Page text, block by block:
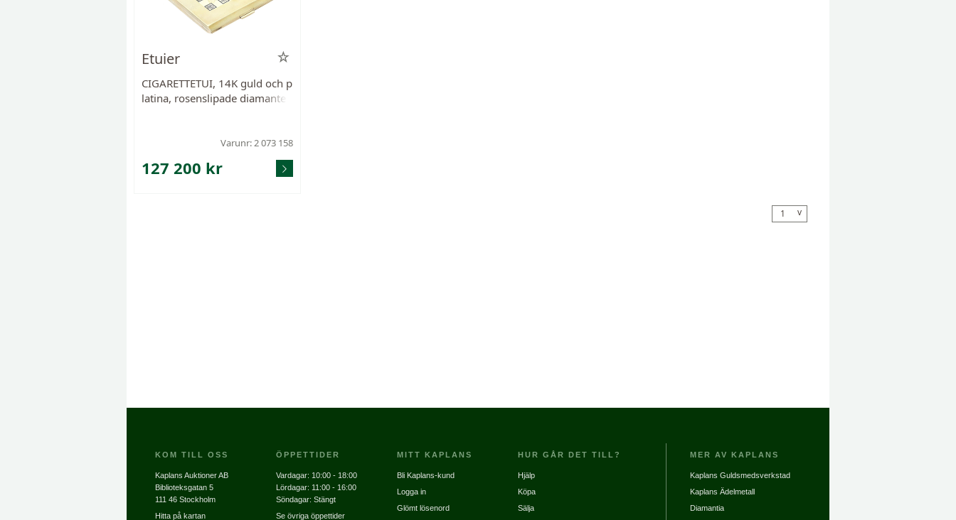
Etuier
CIGARETTETUI, 14K guld och p
latina, rosenslipade diamanter,
vikt 137,8 g, några stenar sak
Varunr: 2 073 158
127 200 kr
1 v
KOM TILL OSS
Kaplans Auktioner AB
Biblioteksgatan 5
111 46 Stockholm
Hitta på kartan
ÖPPETTIDER
Vardagar: 10:00 - 18:00
Lördagar: 11:00 - 16:00
Söndagar: Stängt
Se övriga öppettider
MITT KAPLANS
Bli Kaplans-kund
Logga in
Glömt lösenord
HUR GÅR DET TILL?
Hjälp
Köpa
Sälja
MER AV KAPLANS
Kaplans Guldsmedsverkstad
Kaplans Ädelmetall
Diamantia